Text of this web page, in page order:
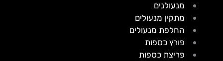
מנעולנים
מתקין מנעולים
החלפת מנעולים
פורץ כספות
פריצת כספות